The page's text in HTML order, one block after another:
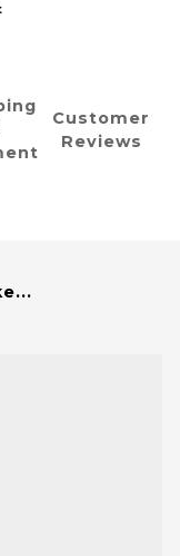
Customer
Reviews